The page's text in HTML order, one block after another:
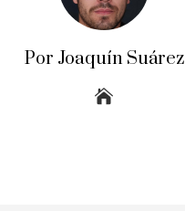
Por Joaquín Suárez